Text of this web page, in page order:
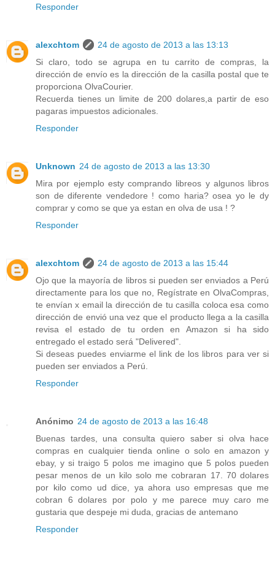
Responder
alexchtom
24 de agosto de 2013 a las 13:13
Si claro, todo se agrupa en tu carrito de compras, la
dirección de envío es la dirección de la casilla postal que te
proporciona OlvaCourier.
Recuerda tienes un limite de 200 dolares,a partir de eso
pagaras impuestos adicionales.
Responder
Unknown 24 de agosto de 2013 a las 13:30
Mira por ejemplo esty comprando libreos y algunos libros
son de diferente vendedore ! como haria? osea yo le dy
comprar y como se que ya estan en olva de usa ! ?
Responder
alexchtom
24 de agosto de 2013 a las 15:44
Ojo que la mayoría de libros si pueden ser enviados a Perú
directamente para los que no, Regístrate en OlvaCompras,
te envían x email la dirección de tu casilla coloca esa como
dirección de envió una vez que el producto llega a la casilla
revisa el estado de tu orden en Amazon si ha sido
entregado el estado será "Delivered".
Si deseas puedes enviarme el link de los libros para ver si
pueden ser enviados a Perú.
Responder
Anónimo 24 de agosto de 2013 a las 16:48
Buenas tardes, una consulta quiero saber si olva hace
compras en cualquier tienda online o solo en amazon y
ebay, y si traigo 5 polos me imagino que 5 polos pueden
pesar menos de un kilo solo me cobraran 17. 70 dolares
por kilo como ud dice, ya ahora uso empresas que me
cobran 6 dolares por polo y me parece muy caro me
gustaria que despeje mi duda, gracias de antemano
Responder